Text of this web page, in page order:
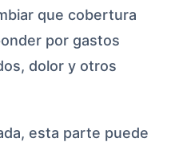
que cobertura
por gastos
dolor y otros
esta parte puede